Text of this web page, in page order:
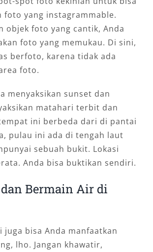
foto yang instagrammable.
objek foto yang cantik, Anda
foto yang memukau. Di sini,
berfoto, karena tidak ada
foto.
menyaksikan sunset dan
matahari terbit dan
ini berbeda dari di pantai
pulau ini ada di tengah laut
sebuah bukit. Lokasi
Anda bisa buktikan sendiri.
Bermain Air di
bisa Anda manfaatkan
lho. Jangan khawatir,